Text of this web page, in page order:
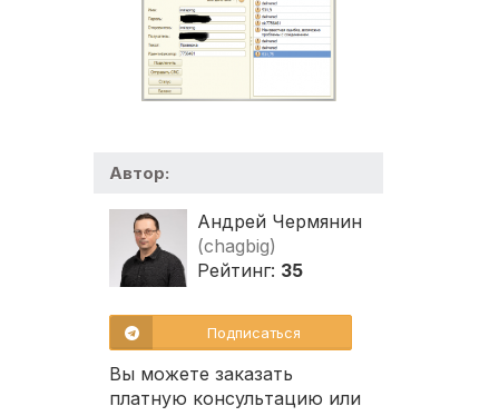
Автор:
Андрей Чермянин
(chagbig)
Рейтинг: 35
Подписаться
Вы можете заказать
платную консультацию или